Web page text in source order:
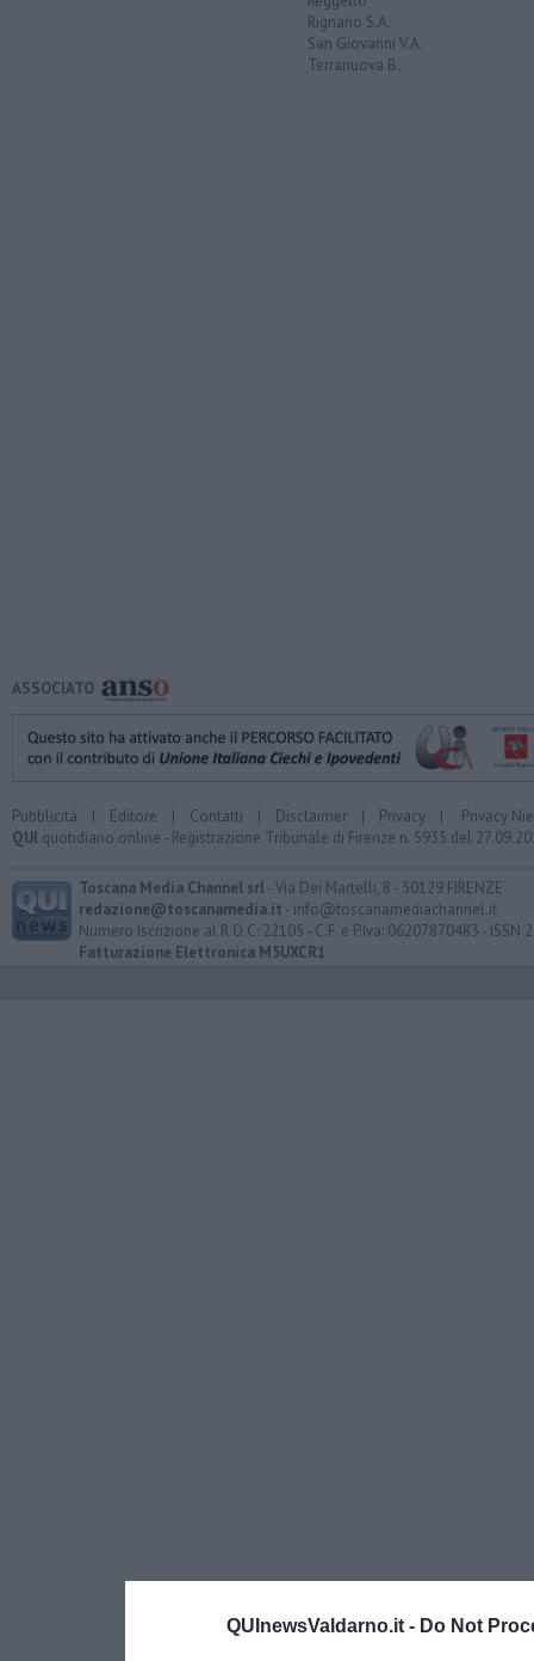
QUInewsValdarno.it - Do Not
Rignano S.A.
San Giovanni V.A.
Terranuova B.
ASSOCIATO
Pubblicità | Editore | Contatti | Disclaimer | Privacy | Privacy
QUI quotidiano online - Registrazione Tribunale di Firenze n. 5935 del
Toscana Media Channel srl- Via Dei Martelli, 8 - 50129 FIRENZE
redazione@toscanamedia.it - info@toscanamediachannel.it
Numero Iscrizione al R.O.C: 22105 - C.F. e P.Iva: 06207870483 - ISSN
Fatturazione Elettronica M5UXCR1